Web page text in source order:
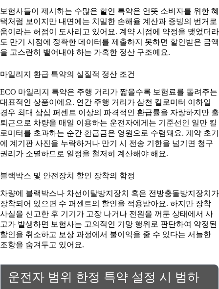
보험사들이 제시하는 수많은 할인 특약은 언뜻 소비자를 위한 혜
택처럼 보이지만 내면에는 치밀한 손해율 계산과 증빙의 번거로
움이라는 허점이 도사리고 있어요. 계약 시점에 약정을 맺었더라
도 만기 시점에 정확한 데이터를 제출하지 못하면 할인받은 금액
을 고스란히 뱉어내야 하는 가혹한 정산 구조예요.
마일리지 환급 특약의 실질적 정산 조건
ECO 마일리지 특약은 주행 거리가 짧을수록 보험료를 돌려주는
대표적인 상품이에요. 연간 주행 거리가 삼천 킬로미터 이하일
경우 최대 삼십 퍼센트 이상의 파격적인 환급률을 자랑하지만 출
퇴근으로 차량을 매일 이용하는 운전자에게는 기준선인 일만 킬
로미터를 초과하는 순간 환급금은 영원으로 수렴돼요. 계약 초기
에 계기판 사진을 누락하거나 만기 시 전송 기한을 넘기면 청구
권리가 소멸하므로 일정을 철저히 계산해야 해요.
블랙박스 및 안전장치 할인 장착의 함정
차량에 블랙박스나 차선이탈방지장치 혹은 전방충돌방지장치가
장착되어 있으면 수 퍼센트의 할인을 적용받아요. 하지만 장착
사실을 신고한 후 기기가 고장 나거나 전원을 꺼둔 상태에서 사
고가 발생하면 보험사는 고의적인 기망 행위로 판단하여 약정된
할인을 취소하고 보상 과정에서 불이익을 줄 수 있다는 서늘한
조항을 숨겨두고 있어요.
운전자 범위 한정 특약 설정 시 범하